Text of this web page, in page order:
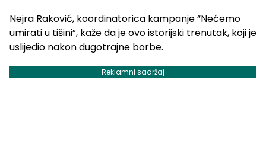
Nejra Raković, koordinatorica kampanje “Nećemo
umirati u tišini”, kaže da je ovo istorijski trenutak, koji je
uslijedio nakon dugotrajne borbe.
Reklamni sadržaj